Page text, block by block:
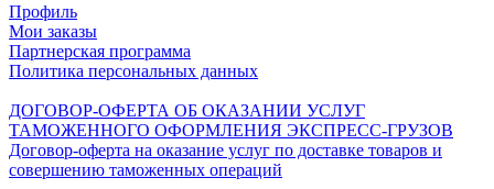
Профиль
Мои заказы
Партнерская программа
Политика персональных данных
ДОГОВОР-ОФЕРТА ОБ ОКАЗАНИИ УСЛУГ
ТАМОЖЕННОГО ОФОРМЛЕНИЯ ЭКСПРЕСС-ГРУЗОВ
Договор-оферта на оказание услуг по доставке товаров и
совершению таможенных операций